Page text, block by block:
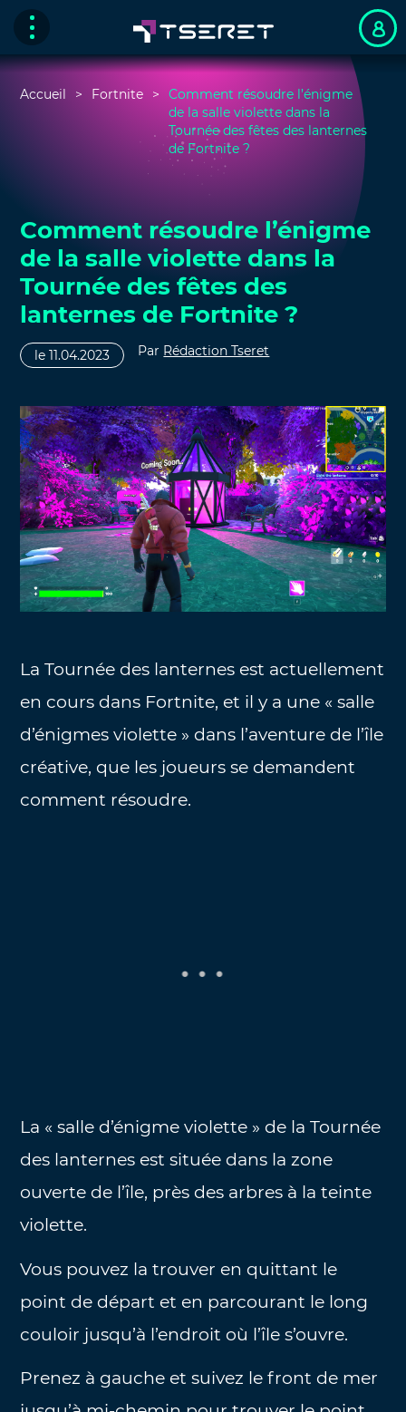
Accueil Fortnite
Comment résoudre l’énigme
de la salle violette dans la
Tournée des fêtes des lanternes
de Fortnite ?
Comment résoudre l’énigme
de la salle violette dans la
Tournée des fêtes des
lanternes de Fortnite ?
le 11.04.2023 Par Rédaction Tseret
La Tournée des lanternes est actuellement
en cours dans Fortnite, et il y a une « salle
d’énigmes violette » dans l’aventure de l’île
créative, que les joueurs se demandent
comment résoudre.
La « salle d’énigme violette » de la Tournée
des lanternes est située dans la zone
ouverte de l’île, près des arbres à la teinte
violette.
Vous pouvez la trouver en quittant le
point de départ et en parcourant le long
couloir jusqu’à l’endroit où l’île s’ouvre.
Prenez à gauche et suivez le front de mer